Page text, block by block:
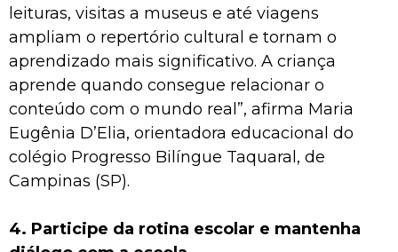
leituras, visitas a museus e até viagens
ampliam o repertório cultural e tornam o
aprendizado mais significativo. A criança
aprende quando consegue relacionar o
conteúdo com o mundo real”, afirma Maria
Eugênia D’Elia, orientadora educacional do
colégio Progresso Bilíngue Taquaral, de
Campinas (SP).
4. Participe da rotina escolar e mantenha